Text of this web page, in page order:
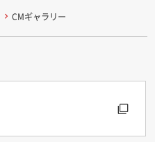
CMギャラリー